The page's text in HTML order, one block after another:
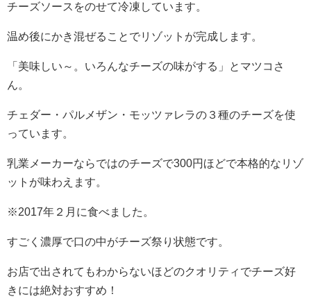
チーズソースをのせて冷凍しています。
温め後にかき混ぜることでリゾットが完成します。
「美味しい～。いろんなチーズの味がする」とマツコさ
ん。
チェダー・パルメザン・モッツァレラの３種のチーズを使
っています。
乳業メーカーならではのチーズで300円ほどで本格的なリゾ
ットが味わえます。
※2017年２月に食べました。
すごく濃厚で口の中がチーズ祭り状態です。
お店で出されてもわからないほどのクオリティでチーズ好
きには絶対おすすめ！